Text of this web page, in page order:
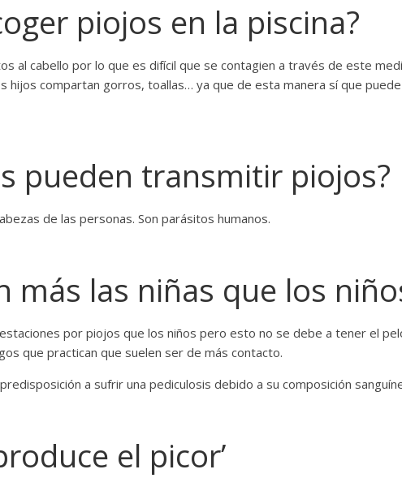
piojos en la piscina?
al cabello por lo que es difícil que se contagien a través de este
hijos compartan gorros, toallas… ya que de esta manera sí que puede
pueden transmitir piojos?
de las personas. Son parásitos humanos.
más las niñas que los
por piojos que los niños pero esto no se debe a tener el
que practican que suelen ser de más contacto.
a sufrir una pediculosis debido a su composición
el picor’